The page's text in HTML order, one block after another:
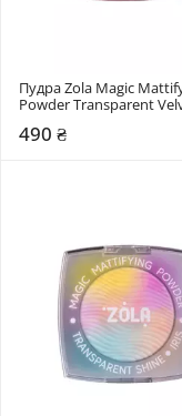
Пудра Zola Magic
Powder Transparent
490 ₴